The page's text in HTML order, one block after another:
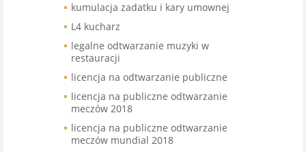
kumulacja zadatku i kary umownej
L4 kucharz
legalne odtwarzanie muzyki w
restauracji
licencja na odtwarzanie publiczne
licencja na publiczne odtwarzanie
meczów 2018
licencja na publiczne odtwarzanie
meczów mundial 2018